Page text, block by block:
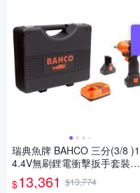
瑞典魚牌 BAHCO 三分(3/8 )1
4.4V無刷鋰電衝擊扳手套裝組
BCL32IW1K1
$13,361 $13,774